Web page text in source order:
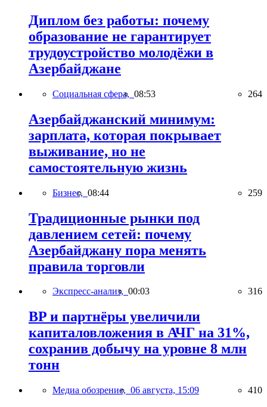
Диплом без работы: почему
образование не гарантирует
трудоустройство молодёжи в
Азербайджане
Социальная сфера, 08:53 264
Азербайджанский минимум:
зарплата, которая покрывает
выживание, но не
самостоятельную жизнь
Бизнес, 08:44 259
Традиционные рынки под
давлением сетей: почему
Азербайджану пора менять
правила торговли
Экспресс-анализ, 00:03 316
BP и партнёры увеличили
капиталовложения в АЧГ на 31%,
сохранив добычу на уровне 8 млн
тонн
Медиа обозрение, 06 августа, 15:09 410